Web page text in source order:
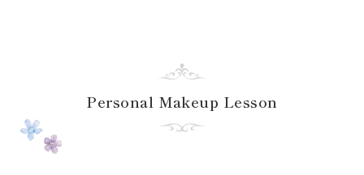
Personal Makeup Lesson